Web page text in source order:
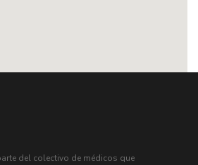
del colectivo de médicos que